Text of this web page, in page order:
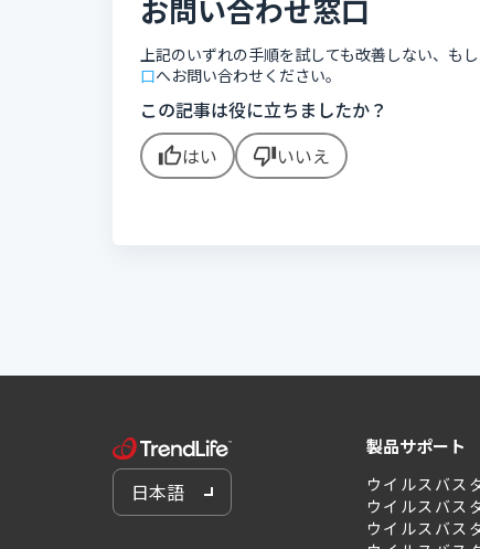
お問い合わせ窓口
上記のいずれの手順を試しても改善しない、も
口へお問い合わせください。
この記事は役に立ちましたか？
thumb_upはい thumb_downいいえ
日本語
製品サポート
ウイルスバス
ウイルスバス
ウイルスバス